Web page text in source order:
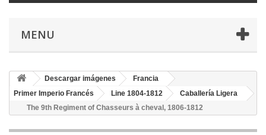
MENU
Descargar imágenes
Francia
Primer Imperio Francés
Line 1804-1812
Caballería Ligera
The 9th Regiment of Chasseurs à cheval, 1806-1812